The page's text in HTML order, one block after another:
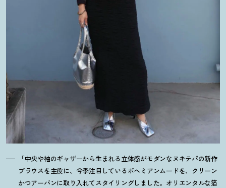
「中央や袖のギャザーから生まれる立体感がモダンなヌキテパの新作
ブラウスを主役に、今季注目しているボヘミアンムードを、クリーン
かつアーバンに取り入れてスタイリングしました。オリエンタルな箔